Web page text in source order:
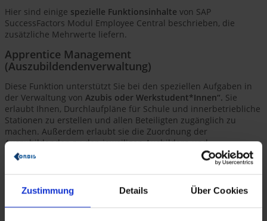
Zustimmung Details Über Cookies
Hier sind einige spezielle Funktionsinhalte von SAP
SuccessFactors Modul Employee Central beschrieben, die
zusätzliche Mehrwerte liefern.
Apprentice Management
(Auszubildendenverwaltung)
Diese Funktion unterstützt Sie bei den speziellen Aufgaben in
der Verwaltung von Azubis oder Werkstudent*Innen“. Sie
erlaubt Ihnen, Durchlaufpläne für Schule und innerbetriebliche
Stationen zu erstellen und allen Beteiligten zugänglich zu
machen. Außerdem erlaubt sie die Zuordnung der
Auszubildenden zu den jeweiligen Ausbildern und
Ausbildungsleitern.
Es bietet sich an, den Prozess mit weiteren Modulen zu
unterstützen, insbesondere:
Onboarding, um die speziellen Prozesse bei der